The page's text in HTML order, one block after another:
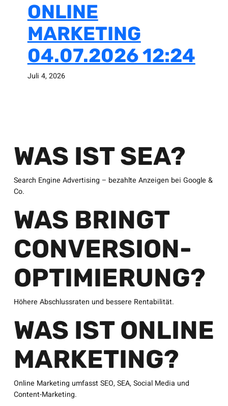
ONLINE
MARKETING
04.07.2026 12:24
Juli 4, 2026
WAS IST SEA?
Search Engine Advertising – bezahlte Anzeigen bei Google &
Co.
WAS BRINGT
CONVERSION-
OPTIMIERUNG?
Höhere Abschlussraten und bessere Rentabilität.
WAS IST ONLINE
MARKETING?
Online Marketing umfasst SEO, SEA, Social Media und
Content-Marketing.